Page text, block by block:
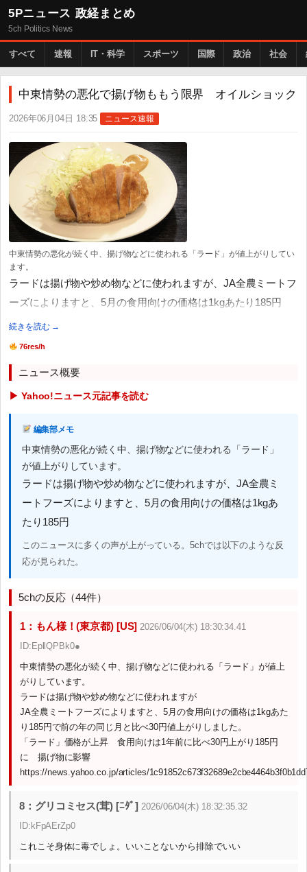
5Pニュース 政経まとめ
5ch Politics News
すべて 速報 IT・科学 スポーツ 国際 政治 社会
中東情勢の悪化で揚げ物ももう限界 オイルショック
2026年06月04日 18:35 ニュース速報
中東情勢の悪化が続く中、揚げ物などに使われる「ラード」が値上がりしてい
ます。
ラードは揚げ物や炒め物などに使われますが、JA全農ミートフ
ーズによりますと、5月の食用向けの価格は1kgあたり185円
続きを読む →
76res/h
ニュース概要
▶ Yahoo!ニュース元記事を読む
編集部メモ
中東情勢の悪化が続く中、揚げ物などに使われる「ラード」
が値上がりしています。
ラードは揚げ物や炒め物などに使われますが、JA全農ミ
ートフーズによりますと、5月の食用向けの価格は1kgあ
たり185円
このニュースに多くの声が上がっている。5chでは以下のような反
応が見られた。
5chの反応（44件）
1：もん様！(東京都) [US] 2026/06/04(木) 18:30:34.41
ID:EpllQPBk0●
中東情勢の悪化が続く中、揚げ物などに使われる「ラード」が値上
がりしています。
ラードは揚げ物や炒め物などに使われますが
JA全農ミートフーズによりますと、5月の食用向けの価格は1kgあた
り185円で前の年の同じ月と比べ30円値上がりしました。
「ラード」価格が上昇 食用向けは1年前に比べ30円上がり185円
に 揚げ物に影響
https://news.yahoo.co.jp/articles/
8：グリコミセス(茸) [ﾆﾀﾞ] 2026/06/04(木) 18:32:35.32
ID:kFpAErZp0
これこそ身体に毒でしょ。いいことないから排除でいい